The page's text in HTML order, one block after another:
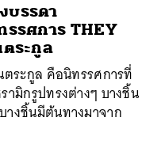
บรรดา
รรศการ THEY
ระกูล
ตระกูล คือนิทรรศการที่
ามิกรูปทรงต่างๆ บางชิ้น
างชิ้นมีต้นทางมาจาก
LINE